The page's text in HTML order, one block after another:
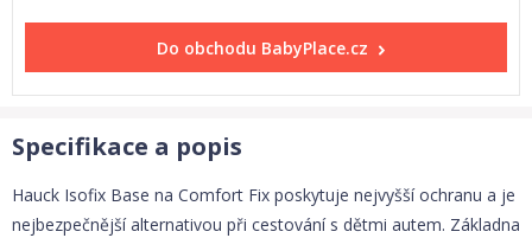
Do obchodu BabyPlace.cz
Specifikace a popis
Hauck Isofix Base na Comfort Fix poskytuje nejvyšší ochranu a je
nejbezpečnější alternativou při cestování s dětmi autem. Základna